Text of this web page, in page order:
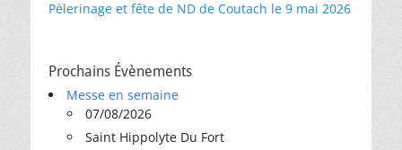
Pèlerinage et fête de ND de Coutach le 9 mai 2026
Prochains Évènements
Messe en semaine
07/08/2026
Saint Hippolyte Du Fort